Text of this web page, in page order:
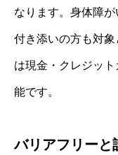
なります。身体障が
付き添いの方も対
は現金・クレジッ
能です。
バリアフリーと